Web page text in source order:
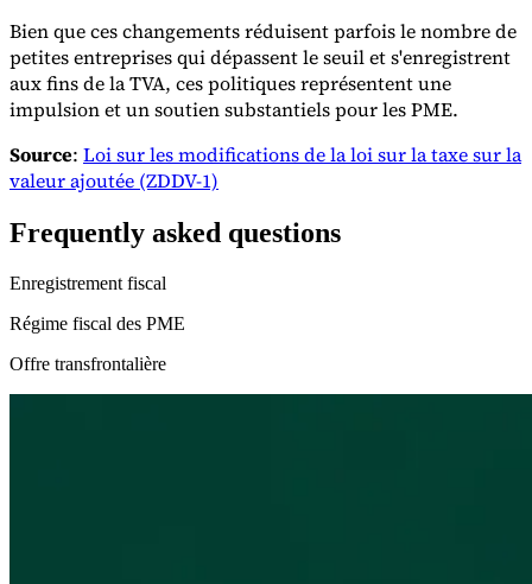
Bien que ces changements réduisent parfois le nombre de
petites entreprises qui dépassent le seuil et s'enregistrent
aux fins de la TVA, ces politiques représentent une
impulsion et un soutien substantiels pour les PME.
Source: Loi sur les modifications de la loi sur la taxe sur la
valeur ajoutée (ZDDV-1)
Frequently asked questions
Enregistrement fiscal
Régime fiscal des PME
Offre transfrontalière